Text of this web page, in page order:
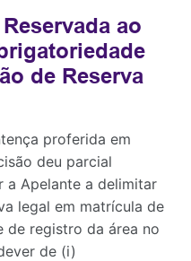
ao
de Reserva
proferida em
deu parcial
a Apelante a delimitar
legal em matrícula de
de registro da área no
de (i)